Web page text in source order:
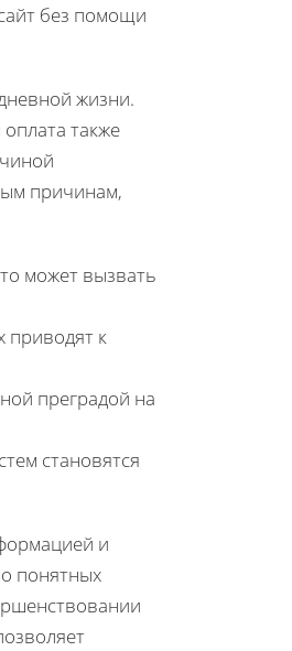
без помощи
жизни.
также
причинам,
может вызвать
приводят к
преградой на
становятся
и
понятных